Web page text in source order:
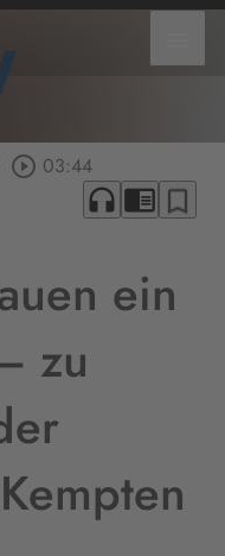
play_circle_outline 03:44
headphones chrome_reader_mode bookmark_border
ein
zu